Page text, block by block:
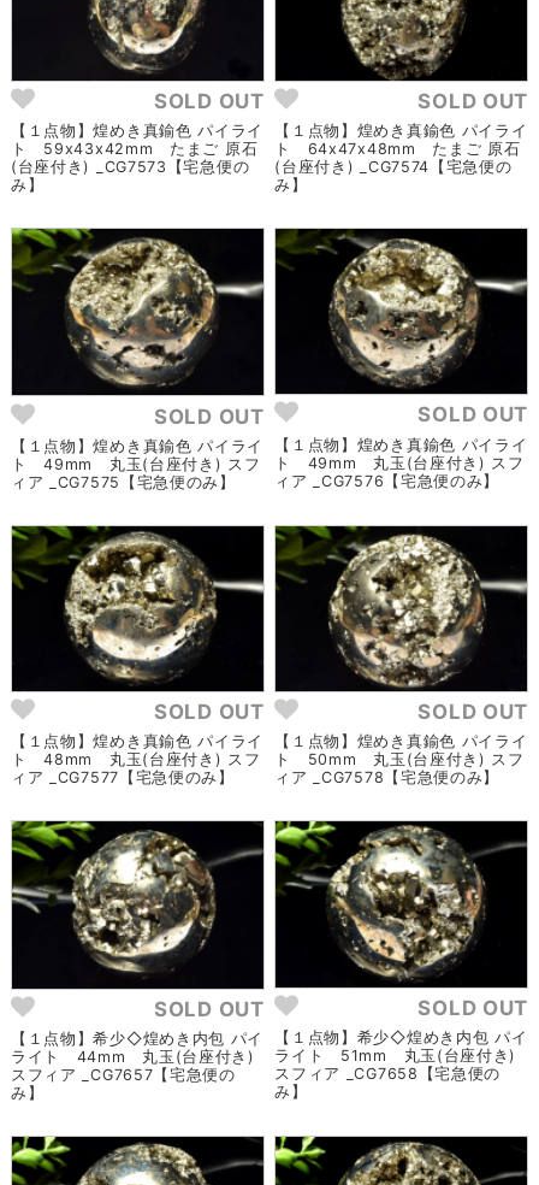
SOLD OUT
【１点物】煌めき真鍮色 パイライ
ト 59x43x42mm たまご 原石
(台座付き) _CG7573【宅急便の
み】
SOLD OUT
【１点物】煌めき真鍮色 パイライ
ト 64x47x48mm たまご 原石
(台座付き) _CG7574【宅急便の
み】
SOLD OUT
【１点物】煌めき真鍮色 パイライ
ト 49mm 丸玉(台座付き) スフ
ィア _CG7575【宅急便のみ】
SOLD OUT
【１点物】煌めき真鍮色 パイライ
ト 49mm 丸玉(台座付き) スフ
ィア _CG7576【宅急便のみ】
SOLD OUT
【１点物】煌めき真鍮色 パイライ
ト 48mm 丸玉(台座付き) スフ
ィア _CG7577【宅急便のみ】
SOLD OUT
【１点物】煌めき真鍮色 パイライ
ト 50mm 丸玉(台座付き) スフ
ィア _CG7578【宅急便のみ】
SOLD OUT
【１点物】希少◇煌めき内包 パイ
ライト 44mm 丸玉(台座付き)
スフィア _CG7657【宅急便の
み】
SOLD OUT
【１点物】希少◇煌めき内包 パイ
ライト 51mm 丸玉(台座付き)
スフィア _CG7658【宅急便の
み】